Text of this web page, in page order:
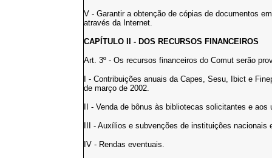
V - Garantir a obtenção de cópias de documentos
através da Internet.
CAPÍTULO II - DOS RECURSOS FINANCEIROS
Art. 3º - Os recursos financeiros do Comut serão
I - Contribuições anuais da Capes, Sesu, Ibict e
de março de 2002.
II - Venda de bônus às bibliotecas solicitantes e
III - Auxílios e subvenções de instituições nacionais
IV - Rendas eventuais.